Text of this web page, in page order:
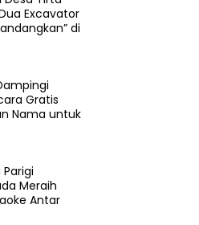
Excavator
di
Gratis
Nama untuk
Meraih
Antar